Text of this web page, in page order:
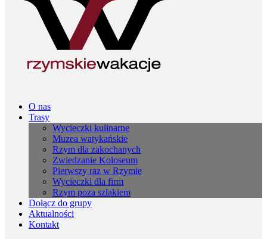
O nas
Trasy
Wycieczki kulinarne
Muzea watykańskie
Rzym dla zakochanych
Zwiedzanie Koloseum
Pierwszy raz w Rzymie
Wycieczki dla firm
Rzym poza szlakiem
Dołącz do grupy
Aktualności
Kontakt